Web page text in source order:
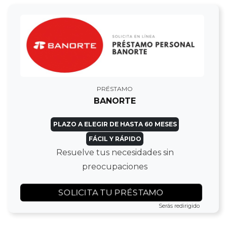
PRÉSTAMO
BANORTE
PLAZO A ELEGIR DE HASTA 60 MESES
FÁCIL Y RÁPIDO
Resuelve tus necesidades sin
preocupaciones
SOLICITA TU PRÉSTAMO
Serás redirigido